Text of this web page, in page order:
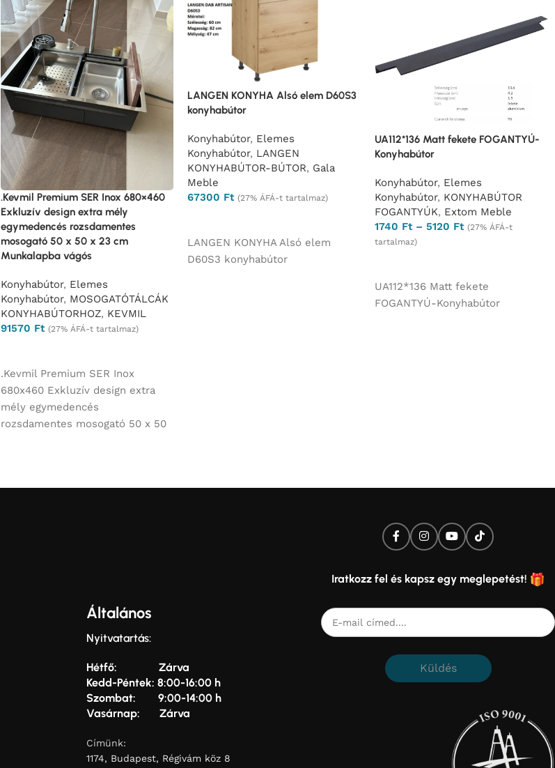
.Kevmil Premium SER Inox 680×460
Exkluzív design extra mély
egymedencés rozsdamentes
mosogató 50 x 50 x 23 cm
Munkalapba vágós
Konyhabútor, Elemes
Konyhabútor, MOSOGATÓTÁLCÁK
KONYHABÚTORHOZ, KEVMIL
91570 Ft (27% ÁFÁ-t tartalmaz)
.Kevmil Premium SER Inox
680x460 Exkluzív design extra
mély egymedencés
rozsdamentes mosogató 50 x 50
LANGEN KONYHA Alsó elem D60S3
konyhabútor
Konyhabútor, Elemes
Konyhabútor, LANGEN
KONYHABÚTOR-BÚTOR, Gala
Meble
67300 Ft (27% ÁFÁ-t tartalmaz)
LANGEN KONYHA Alsó elem
D60S3 konyhabútor
UA112*136 Matt fekete FOGANTYÚ-
Konyhabútor
Konyhabútor, Elemes
Konyhabútor, KONYHABÚTOR
FOGANTYÚK, Extom Meble
1740 Ft – 5120 Ft (27% ÁFÁ-t
tartalmaz)
UA112*136 Matt fekete
FOGANTYÚ-Konyhabútor
Általános
Nyitvatartás:
Hétfő: Zárva
Kedd-Péntek: 8:00-16:00 h
Szombat: 9:00-14:00 h
Vasárnap: Zárva
Címünk:
1174, Budapest, Régivám köz 8
Iratkozz fel és kapsz egy meglepetést!
Küldés